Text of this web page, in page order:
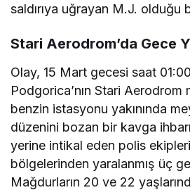
saldırıya uğrayan M.J. olduğu
Stari Aerodrom’da Gece
Olay, 15 Mart gecesi saat
Podgorica’nın Stari Aerodrom
benzin istasyonu yakınında
düzenini bozan bir kavga
yerine intikal eden polis
bölgelerinden yaralanmış üç
Mağdurların 20 ve 22